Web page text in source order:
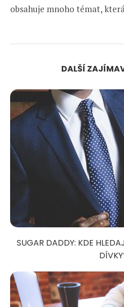
obsahuje mnoho témat,
DALŠÍ
SUGAR DADDY: KDE